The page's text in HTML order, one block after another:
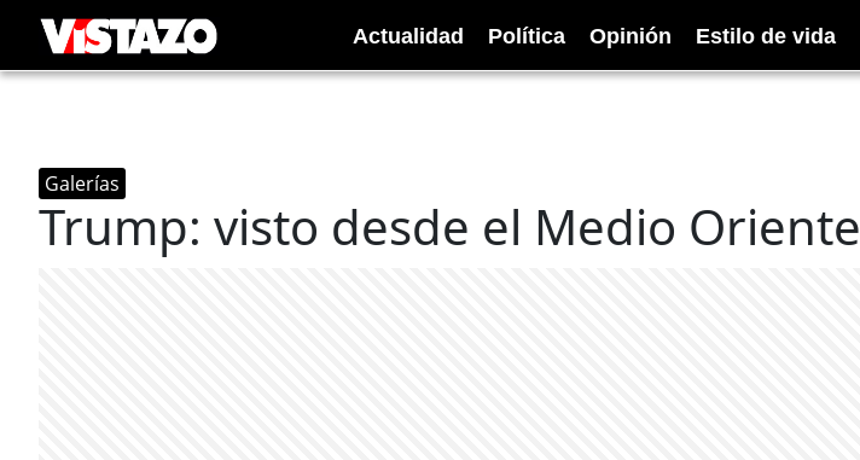
Actualidad Política Opinión Estilo de vida
Galerías
Trump: visto desde el Medio Oriente